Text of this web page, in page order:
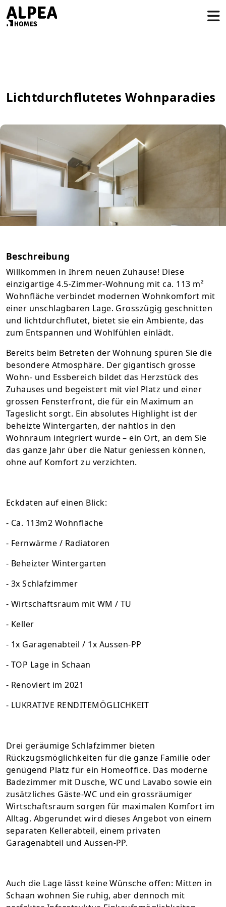
Lichtdurchflutetes Wohnparadies
Beschreibung
Willkommen in Ihrem neuen Zuhause! Diese
einzigartige 4.5-Zimmer-Wohnung mit ca. 113 m²
Wohnfläche verbindet modernen Wohnkomfort mit
einer unschlagbaren Lage. Grosszügig geschnitten
und lichtdurchflutet, bietet sie ein Ambiente, das
zum Entspannen und Wohlfühlen einlädt.
Bereits beim Betreten der Wohnung spüren Sie die
besondere Atmosphäre. Der gigantisch grosse
Wohn- und Essbereich bildet das Herzstück des
Zuhauses und begeistert mit viel Platz und einer
grossen Fensterfront, die für ein Maximum an
Tageslicht sorgt. Ein absolutes Highlight ist der
beheizte Wintergarten, der nahtlos in den
Wohnraum integriert wurde – ein Ort, an dem Sie
das ganze Jahr über die Natur geniessen können,
ohne auf Komfort zu verzichten.
Eckdaten auf einen Blick:
- Ca. 113m2 Wohnfläche
- Fernwärme / Radiatoren
- Beheizter Wintergarten
- 3x Schlafzimmer
- Wirtschaftsraum mit WM / TU
- Keller
- 1x Garagenabteil / 1x Aussen-PP
- TOP Lage in Schaan
- Renoviert im 2021
- LUKRATIVE RENDITEMÖGLICHKEIT
Drei geräumige Schlafzimmer bieten
Rückzugsmöglichkeiten für die ganze Familie oder
genügend Platz für ein Homeoffice. Das moderne
Badezimmer mit Dusche, WC und Lavabo sowie ein
zusätzliches Gäste-WC und ein grossräumiger
Wirtschaftsraum sorgen für maximalen Komfort im
Alltag. Abgerundet wird dieses Angebot von einem
separaten Kellerabteil, einem privaten
Garagenabteil und Aussen-PP.
Auch die Lage lässt keine Wünsche offen: Mitten in
Schaan wohnen Sie ruhig, aber dennoch mit